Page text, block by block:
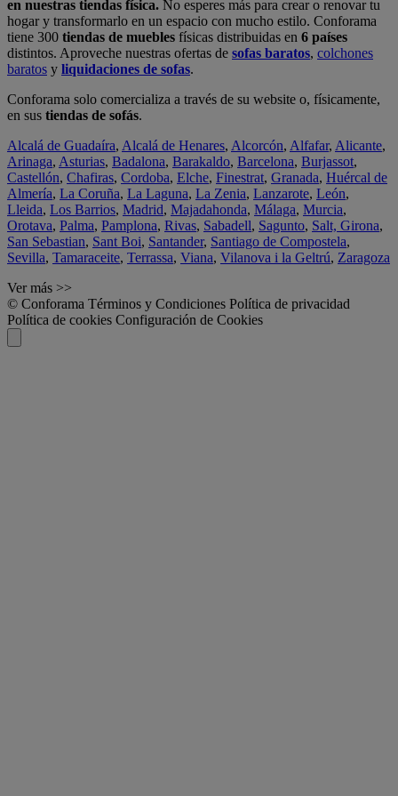
en nuestras tiendas física. No esperes más para crear o renovar tu
hogar y transformarlo en un espacio con mucho estilo. Conforama
tiene 300 tiendas de muebles físicas distribuidas en 6 países
distintos. Aproveche nuestras ofertas de sofas baratos, colchones
baratos y liquidaciones de sofas.
Conforama solo comercializa a través de su website o, físicamente,
en sus tiendas de sofás.
Alcalá de Guadaíra, Alcalá de Henares, Alcorcón, Alfafar, Alicante,
Arinaga, Asturias, Badalona, Barakaldo, Barcelona, Burjassot,
Castellón, Chafiras, Cordoba, Elche, Finestrat, Granada, Huércal de
Almería, La Coruña, La Laguna, La Zenia, Lanzarote, León,
Lleida, Los Barrios, Madrid, Majadahonda, Málaga, Murcia,
Orotava, Palma, Pamplona, Rivas, Sabadell, Sagunto, Salt, Girona,
San Sebastian, Sant Boi, Santander, Santiago de Compostela,
Sevilla, Tamaraceite, Terrassa, Viana, Vilanova i la Geltrú, Zaragoza
Ver más >>
© Conforama Términos y Condiciones Política de privacidad
Política de cookies Configuración de Cookies